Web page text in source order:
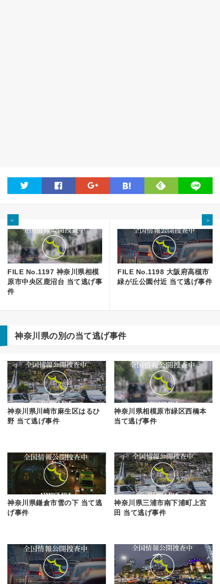
facebook line
＜
FILE No.1197 神奈川県相模
原市中央区鹿沼台 当て逃げ事
件
＞
FILE No.1198 大阪府高槻市
緑が丘公園付近 当て逃げ事件
神奈川県の別の当て逃げ事件
神奈川県川崎市麻生区はるひ
野 当て逃げ事件
神奈川県相模原市緑区西橋本
当て逃げ事件
神奈川県鎌倉市雪の下 当て逃
げ事件
神奈川県三浦市南下浦町上宮
田 当て逃げ事件